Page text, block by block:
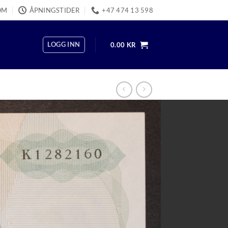
ÅPNINGSTIDER +47 474 13 598
LOGG INN 0.00 KR